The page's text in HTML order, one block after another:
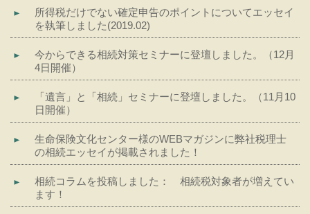
所得税だけでない確定申告のポイントについてエッセイ
を執筆しました(2019.02)
今からできる相続対策セミナーに登壇しました。（12月
4日開催）
「遺言」と「相続」セミナーに登壇しました。（11月10
日開催）
生命保険文化センター様のWEBマガジンに弊社税理士
の相続エッセイが掲載されました！
相続コラムを投稿しました： 相続税対象者が増えてい
ます！